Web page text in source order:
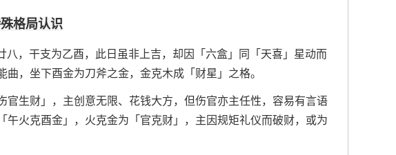
格局认识
八，干支为乙酉，此日虽非上吉，却因「六盒」同「天喜」星动而
，坐下酉金为刀斧之金，金克木成「财星」之格。
官生财」，主创意无限、花钱大方，但伤官亦主任性，容易有言语
午火克酉金」，火克金为「官克财」，主因规矩礼仪而破财，或为